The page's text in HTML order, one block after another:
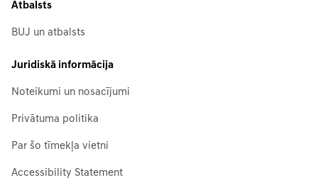
Atbalsts
BUJ un atbalsts
Juridiskā informācija
Noteikumi un nosacījumi
Privātuma politika
Par šo tīmekļa vietni
Accessibility Statement